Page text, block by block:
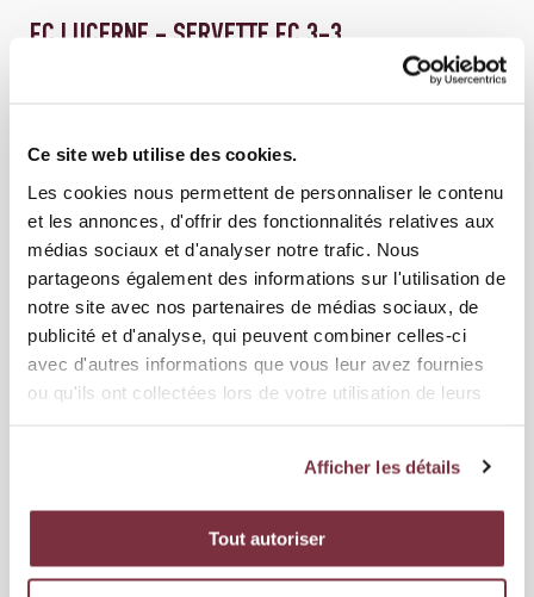
Ce site web utilise des cookies.
Les cookies nous permettent de personnaliser le contenu
et les annonces, d'offrir des fonctionnalités relatives aux
médias sociaux et d'analyser notre trafic. Nous
partageons également des informations sur l'utilisation de
notre site avec nos partenaires de médias sociaux, de
publicité et d'analyse, qui peuvent combiner celles-ci
avec d'autres informations que vous leur avez fournies
ou qu'ils ont collectées lors de votre utilisation de leurs
Afficher les détails
Tout autoriser
FC LUCERNE - SERVETTE FC 3-3
GRASSHOPPER CLUB ZÜRICH - SERVETTE FC 0-2